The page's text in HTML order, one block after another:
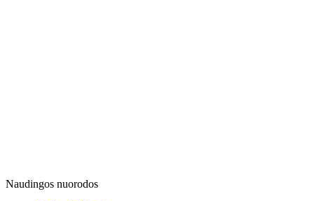
Naudingos nuorodos